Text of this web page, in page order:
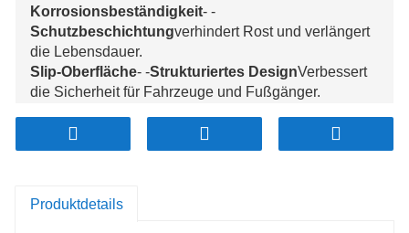
Korrosionsbeständigkeit- -
Schutzbeschichtungverhindert Rost und verlängert
die Lebensdauer.
Slip-Oberfläche- -Strukturiertes DesignVerbessert
die Sicherheit für Fahrzeuge und Fußgänger.
Design
Gewährleistet Stabilität und verhindert die
Bewegung.
und Industriegebiete
Produktdetails